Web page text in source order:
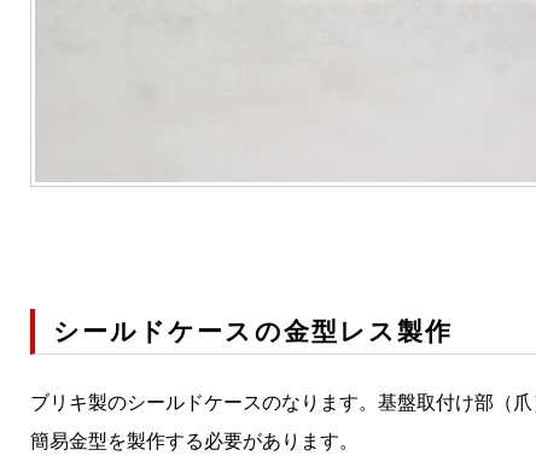
シールドケースの金型レス製作
ブリキ製のシールドケースのなります。基盤取付け部（
簡易金型を製作する必要があります。